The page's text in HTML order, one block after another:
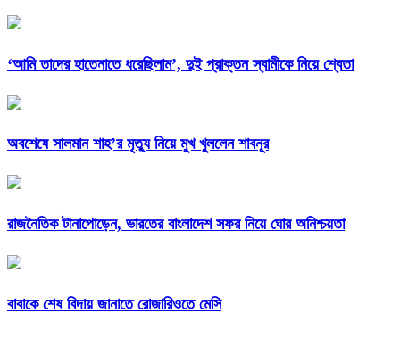
‘আমি তাদের হাতেনাতে ধরেছিলাম’, দুই প্রাক্তন স্বামীকে নিয়ে শ্বেতা
অবশেষে সালমান শাহ’র মৃত্যু নিয়ে মুখ খুললেন শাবনূর
রাজনৈতিক টানাপোড়েন, ভারতের বাংলাদেশ সফর নিয়ে ঘোর অনিশ্চয়তা
বাবাকে শেষ বিদায় জানাতে রোজারিওতে মেসি